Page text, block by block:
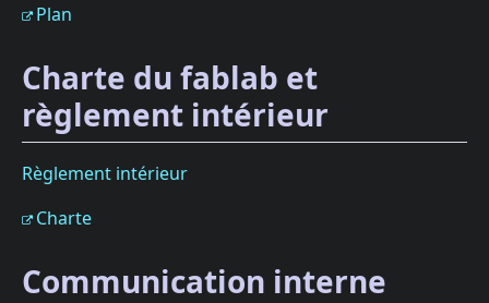
Plan
Charte du fablab et
règlement intérieur
Règlement intérieur
Charte
Communication interne